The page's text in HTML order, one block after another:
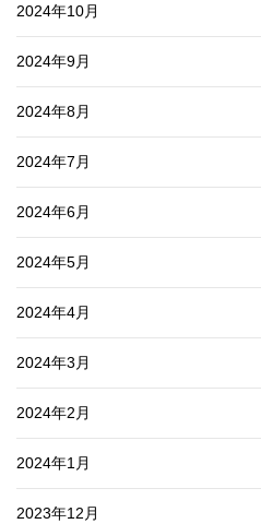
2024年10月
2024年9月
2024年8月
2024年7月
2024年6月
2024年5月
2024年4月
2024年3月
2024年2月
2024年1月
2023年12月